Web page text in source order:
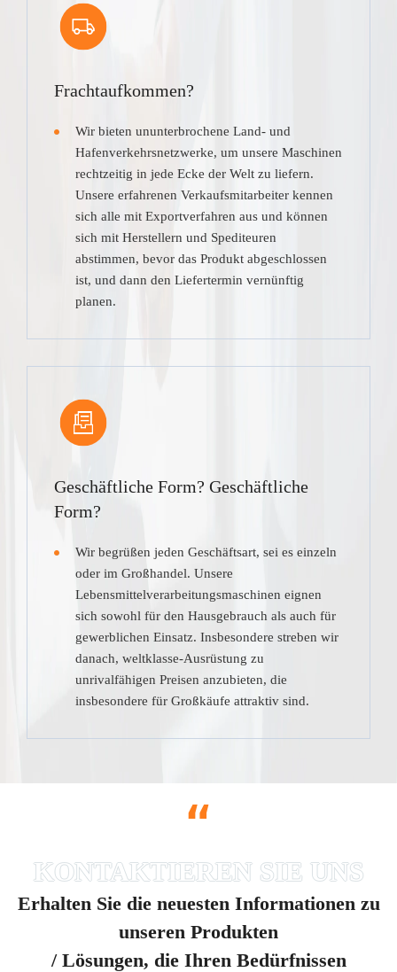
Frachtaufkommen?
Wir bieten ununterbrochene Land- und
Hafenverkehrsnetzwerke, um unsere Maschinen
rechtzeitig in jede Ecke der Welt zu liefern.
Unsere erfahrenen Verkaufsmitarbeiter kennen
sich alle mit Exportverfahren aus und können
sich mit Herstellern und Spediteuren
abstimmen, bevor das Produkt abgeschlossen
ist, und dann den Liefertermin vernünftig
planen.
Geschäftliche Form? Geschäftliche
Form?
Wir begrüßen jeden Geschäftsart, sei es einzeln
oder im Großhandel. Unsere
Lebensmittelverarbeitungsmaschinen eignen
sich sowohl für den Hausgebrauch als auch für
gewerblichen Einsatz. Insbesondere streben wir
danach, weltklasse-Ausrüstung zu
unrivalfähigen Preisen anzubieten, die
insbesondere für Großkäufe attraktiv sind.
“
Erhalten Sie die neuesten Informationen zu
unseren Produkten
/ Lösungen, die Ihren Bedürfnissen